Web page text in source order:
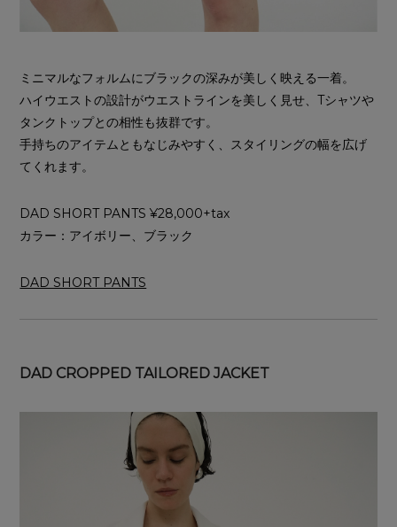
ミニマルなフォルムにブラックの深みが美しく映える一着。
ハイウエストの設計がウエストラインを美しく見せ、Tシャツや
タンクトップとの相性も抜群です。
手持ちのアイテムともなじみやすく、スタイリングの幅を広げ
てくれます。
DAD SHORT PANTS ¥28,000+tax
カラー：アイボリー、ブラック
DAD SHORT PANTS
DAD CROPPED TAILORED JACKET